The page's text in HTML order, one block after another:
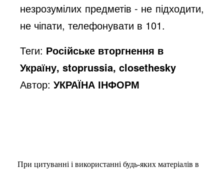
незрозумілих предметів - не підходити,
не чіпати, телефонувати в 101.
Теги: Російське вторгнення в
Україну, stoprussia, closethesky
Автор:УКРАЇНА ІНФОРМ
При цитуванні і використанні будь-яких матеріалів в